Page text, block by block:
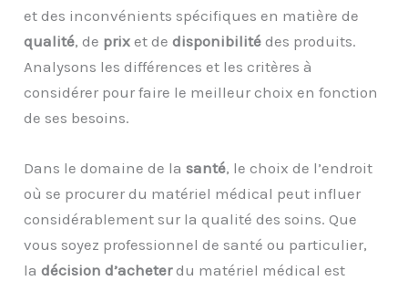
et des inconvénients spécifiques en matière de
qualité, de prix et dedisponibilité des produits.
Analysons les différences et les critères à
considérer pour faire le meilleur choix en fonction
de ses besoins.
Dans le domaine de lasanté, le choix de l’endroit
où se procurer du matériel médical peut influer
considérablement sur la qualité des soins. Que
vous soyez professionnel de santé ou particulier,
ladécision d’acheterdu matériel médical est